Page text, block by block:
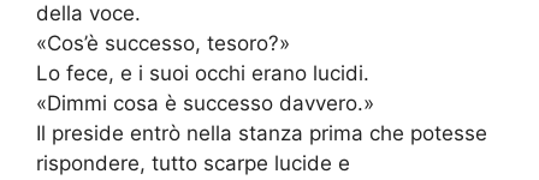
della voce.
«Cos’è successo, tesoro?»
Lo fece, e i suoi occhi erano lucidi.
«Dimmi cosa è successo davvero.»
Il preside entrò nella stanza prima che potesse
rispondere, tutto scarpe lucide e